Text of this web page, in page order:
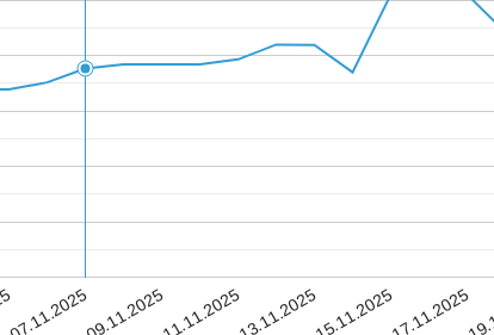
07.11.202509.11.202511.11.202513.11.202515.11.202517.11.2025